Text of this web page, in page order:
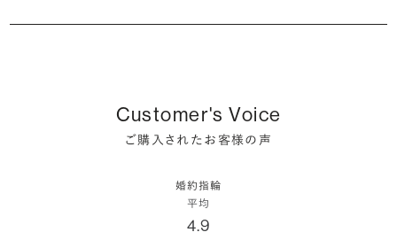
ダイヤモンド供給元のデータと直接繋がる独自の検索画面で、品質を
機関が発行した鑑定書が付き、品質が保証されます。
・メレダイヤモンドまでブライダル品質
詳しくはこちら
検討していただければと思います。
※データ出典：結婚マーケット調査2025
しかし、サプライズで贈り贈られるのも、やはり素敵な経験。ブリリアン
ぜひお二人らしいスタイルを見つけてみてください。
Customer's Voice
ご購入されたお客様の声
婚約指輪
平均
4.9